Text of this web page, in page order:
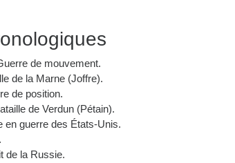
de mouvement.
de la Marne (Joffre).
de position.
de Verdun (Pétain).
en guerre des États-Unis.
de la Russie.